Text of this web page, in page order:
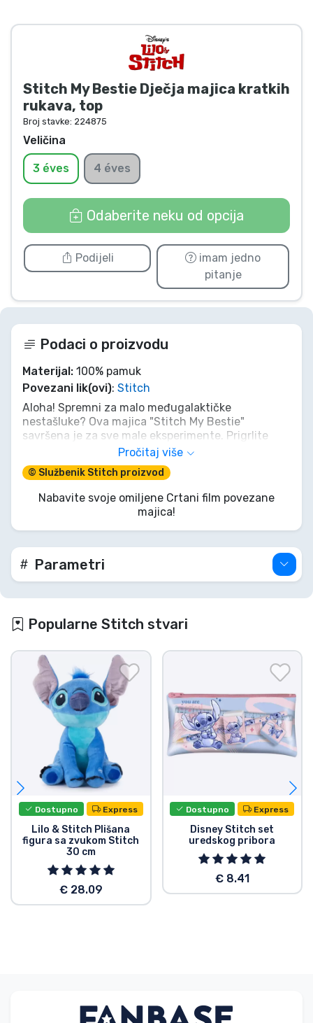
Stitch My Bestie Dječja majica kratkih
rukava, top
Broj stavke: 224875
Veličina
3 éves 4 éves
Odaberite neku od opcija
Podijeli
imam jedno
pitanje
Podaci o proizvodu
Materijal: 100% pamuk
Povezani lik(ovi): Stitch
Aloha! Spremni za malo međugalaktičke
nestašluke? Ova majica "Stitch My Bestie"
savršena je za sve male eksperimente. Prigrlite
svoju unutarnju Lilo i pokažite svijetu svog
vanzemaljskog najboljeg prijatelja. Samo se
potrudite da ne razbijete previše stvari dok je
nosite. Super je udobna, idealna za maženje ili
izazivanje malog kaosa, u Stitch stilu!
Pročitaj više
© Službenik Stitch proizvod
Nabavite svoje omiljene Crtani film povezane
majica!
Parametri
Popularne Stitch stvari
Dostupno Express
Lilo & Stitch Plišana
figura sa zvukom Stitch
30 cm
€ 28.09
Dostupno Express
Disney Stitch set
uredskog pribora
€ 8.41
Anime proizvodi
Gamer proizvodi
Sportski proizvodi
Glazbeni proizvodi
Vrste proizvoda
Marke